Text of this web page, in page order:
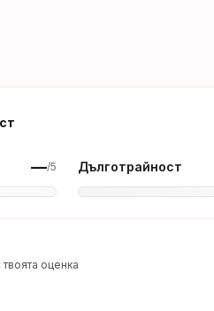
—/5 Дълготрайност
оценка